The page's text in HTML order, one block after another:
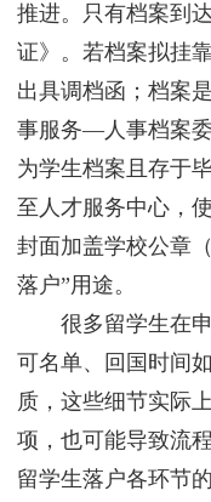
推进。只有档案到
证》。若档案拟挂
出具调档函；档案
事服务—人事档案
为学生档案且存于
至人才服务中心，
封面加盖学校公章
落户”用途。
很多留学生在申
可名单、回国时间
质，这些细节实际
项，也可能导致流
留学生落户各环节